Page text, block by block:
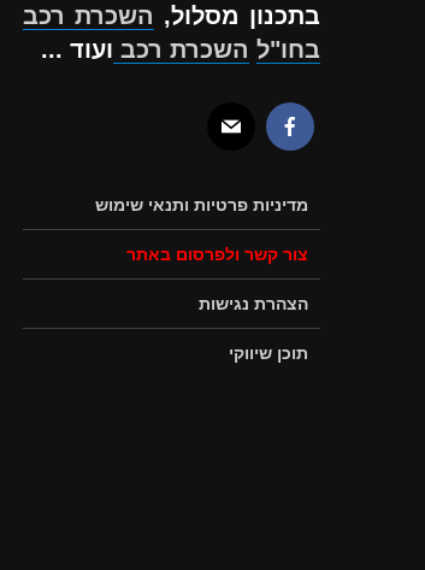
בתכנון מסלול, השכרת רכב
בחו"ל השכרת רכב ועוד ...
מדיניות פרטיות ותנאי שימוש
צור קשר ולפרסום באתר
הצהרת נגישות
תוכן שיווקי